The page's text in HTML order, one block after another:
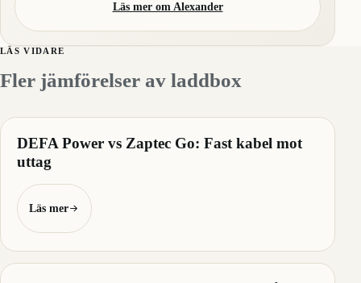
Läs mer om Alexander
LÄS VIDARE
Fler jämförelser av laddbox
DEFA Power vs Zaptec Go: Fast kabel mot
uttag
Läs mer